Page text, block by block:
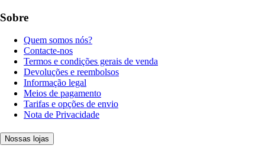
Sobre
Quem somos nós?
Contacte-nos
Termos e condições gerais de venda
Devoluções e reembolsos
Informação legal
Meios de pagamento
Tarifas e opções de envio
Nota de Privacidade
Nossas lojas